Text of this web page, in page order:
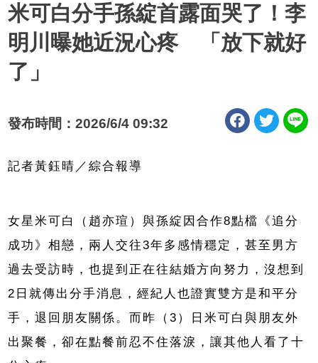
米可白分手孫綻首露面哭了！李
明川曝她近況心疼 「放下就好
了」
發布時間：2026/6/4 09:32
記者黃鈺晴／綜合報導
女星米可白（趙亦瑄）與孫綻因合作8點檔《追分
成功》相戀，兩人交往3年多感情穩定，甚至男方
過去受訪時，也提到正在往結婚方向努力，沒想到
2日就傳出分手消息，經紀人也證實雙方是和平分
手，退回朋友關係。而昨（3）日米可白與朋友外
出聚餐，卻在點餐前忍不住落淚，讓其他人看了十